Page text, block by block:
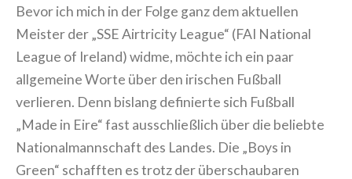
Bevor ich mich in der Folge ganz dem aktuellen
Meister der „SSE Airtricity League“ (FAI National
League of Ireland) widme, möchte ich ein paar
allgemeine Worte über den irischen Fußball
verlieren. Denn bislang definierte sich Fußball
„Made in Eire“ fast ausschließlich über die beliebte
Nationalmannschaft des Landes. Die „Boys in
Green“ schafften es trotz der überschaubaren